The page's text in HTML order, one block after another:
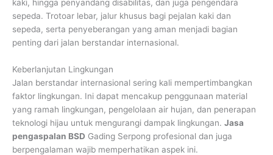
kaki, hingga penyandang disabilitas, dan juga pengendara
sepeda. Trotoar lebar, jalur khusus bagi pejalan kaki dan
sepeda, serta penyeberangan yang aman menjadi bagian
penting dari jalan berstandar internasional.
Keberlanjutan Lingkungan
Jalan berstandar internasional sering kali mempertimbangkan
faktor lingkungan. Ini dapat mencakup penggunaan material
yang ramah lingkungan, pengelolaan air hujan, dan penerapan
teknologi hijau untuk mengurangi dampak lingkungan. Jasa
pengaspalan BSD Gading Serpong profesional dan juga
berpengalaman wajib memperhatikan aspek ini.